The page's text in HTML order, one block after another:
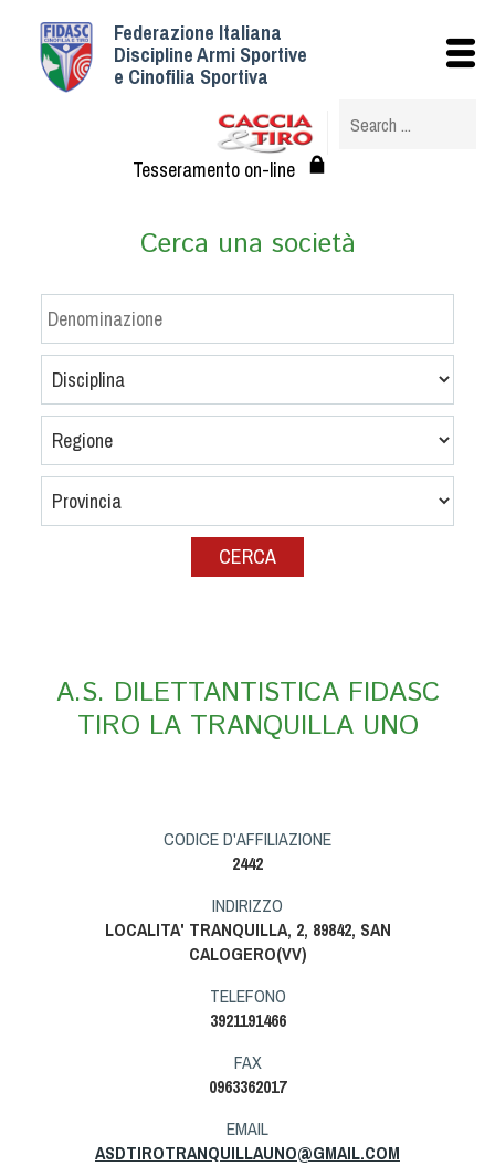
Federazione Italiana
Discipline Armi Sportive
e Cinofilia Sportiva
Tesseramento on-line
Cerca una società
A.S. DILETTANTISTICA FIDASC
TIRO LA TRANQUILLA UNO
CODICE D'AFFILIAZIONE
2442
INDIRIZZO
LOCALITA' TRANQUILLA, 2, 89842, SAN
CALOGERO(VV)
TELEFONO
3921191466
FAX
0963362017
EMAIL
ASDTIROTRANQUILLAUNO@GMAIL.COM
Istituzionale
Struttura
Albo Veterinari federali
Tesseramento e Affiliazioni
Circolari
Convenzioni
Tesserati
Referenti e gruppi di lavoro regionali
Scuole Federali
Calendario Manifestazioni
Organi di Giustizia - Dispositivi
Guida Locandine Ufficiali
English e Training Sporting
Tiro a Palla
Tiro con l'arco da caccia
Field Target